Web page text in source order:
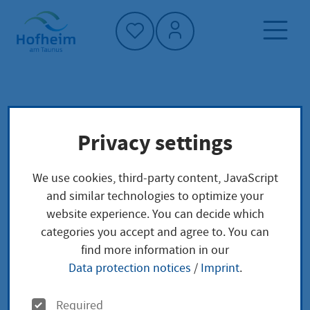
Home"
Reisepass: Verlustanzeige
Reisepass:
Verlustanzeige
Privacy settings
We use cookies, third-party content, JavaScript
and similar technologies to optimize your
website experience. You can decide which
categories you accept and agree to. You can
find more information in our
Data protection notices / Imprint.
O
Required